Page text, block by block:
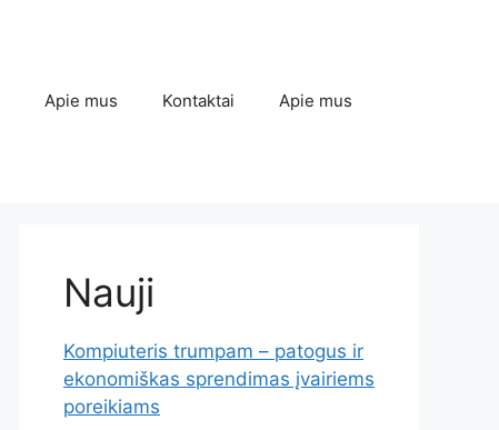
Apie mus Kontaktai Apie mus
Nauji
Kompiuteris trumpam – patogus ir
ekonomiškas sprendimas įvairiems
poreikiams